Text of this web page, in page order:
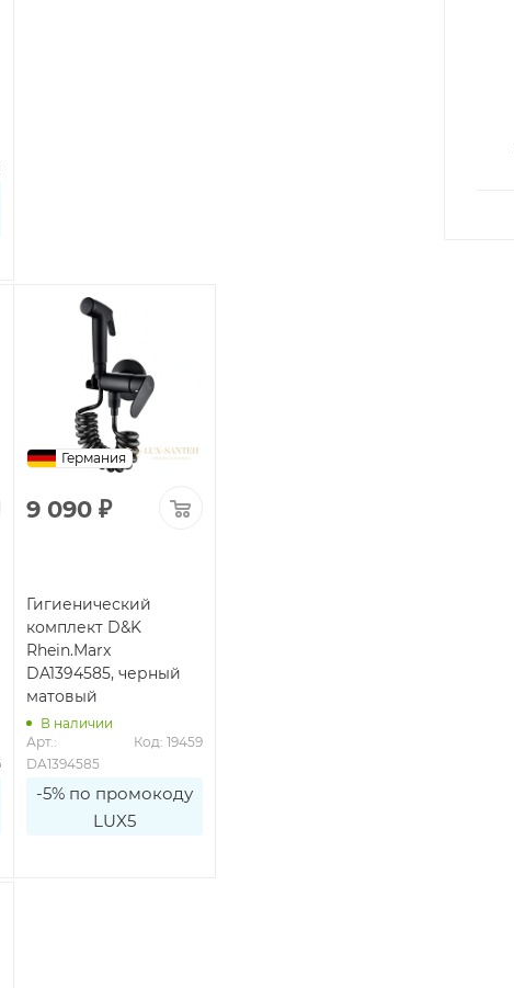
Германия
9 090 ₽
Гигиенический
комплект D&K
Rhein.Marx
DA1394585, черный
матовый
В наличии
Арт.:
DA1394585
Код: 19459
-5% по промокоду
LUX5